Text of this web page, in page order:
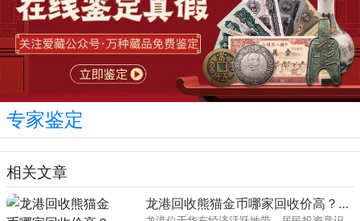
专家鉴定
相关文章
龙港回收熊猫金币哪家回收价高？本地榜单